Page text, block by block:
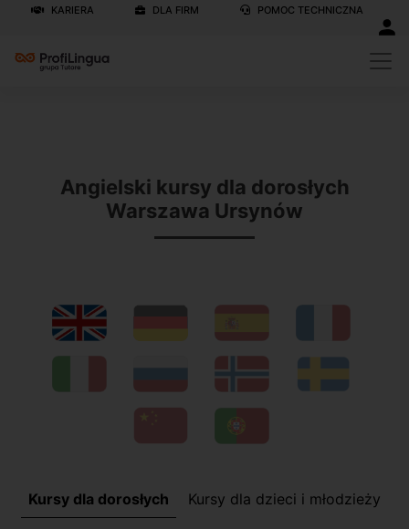
KARIERA DLA FIRM POMOC TECHNICZNA
Angielski kursy dla dorosłych
Warszawa Ursynów
Kursy dla dorosłych Kursy dla dzieci i młodzieży